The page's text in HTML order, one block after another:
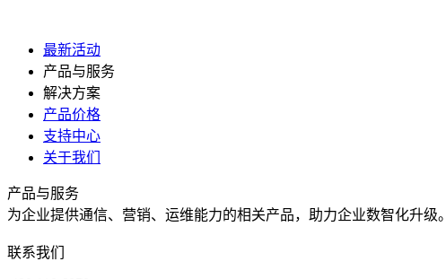
最新活动
产品与服务
解决方案
产品价格
支持中心
关于我们
产品与服务
为企业提供通信、营销、运维能力的相关产品，助力企业数智化升级。
联系我们